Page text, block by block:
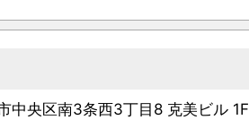
央区南3条西3丁目8 克美ビル 1F